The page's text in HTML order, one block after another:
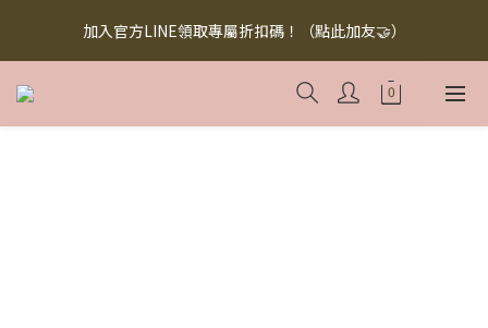
【無添加懶人料理】懶人救星，美味救援！快來下訂！買多省多！
（點此下訂！）
加入官方LINE領取專屬折扣碼！（點此加友🤝）
【無添加懶人料理】懶人救星，美味救援！快來下訂！買多省多！